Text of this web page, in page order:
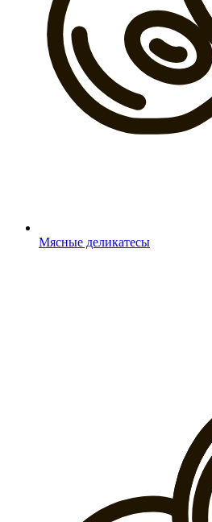
Мясные деликатесы